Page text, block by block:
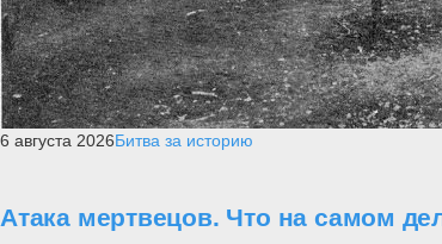
6 августа 2026Битва за историю
Атака мертвецов. Что на самом